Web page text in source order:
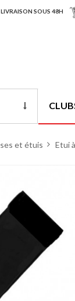
LIVRAISON SOUS 48H
et étuis > Etui